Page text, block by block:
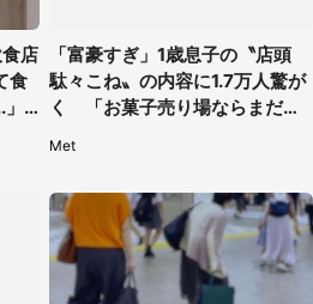
店
食
「富豪すぎ」1歳息子の〝店頭
駄々こね〟の内容に1.7万人驚が
く 「お菓子売り場ならまだし
Met